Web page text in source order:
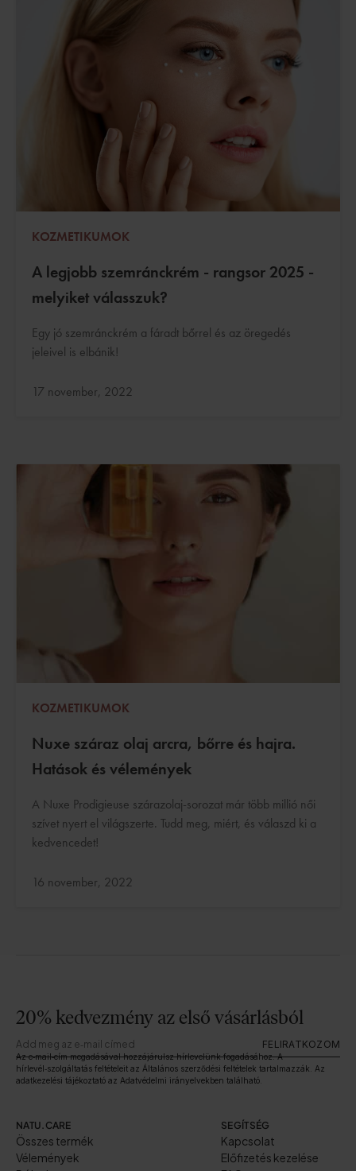
KOZMETIKUMOK
A legjobb szemránckrém - rangsor 2025 -
melyiket válasszuk?
Egy jó szemránckrém a fáradt bőrrel és az öregedés
jeleivel is elbánik!
Frissítve:
17 november, 2022
KOZMETIKUMOK
Nuxe száraz olaj arcra, bőrre és hajra.
Hatások és vélemények
A Nuxe Prodigieuse szárazolaj-sorozat már több millió női
szívet nyert el világszerte. Tudd meg, miért, és válaszd ki a
kedvencedet!
Frissítve:
16 november, 2022
NATU.CARE
Összes termék
Vélemények
SEGÍTSÉG
Kapcsolat
Előfizetés kezelése
20% kedvezmény az első vásárlásból
FELIRATKOZOM
Az e‑mail‑cím megadásával hozzájárulsz hírlevelünk fogadásához. A
hírlevél‑szolgáltatás feltételeit az Általános szerződési feltételek tartalmazzák. Az
adatkezelési tájékoztató az Adatvédelmi irányelvekben található.